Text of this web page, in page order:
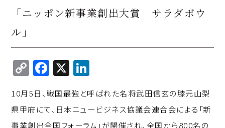
「ニッポン新事業創出大賞 サラダボウ
ル」
C
o
p
y
F
a
c
e
X
n
k
e
10月5日、戦国最強と呼ばれた名将武田信玄の膝元山梨
県甲府にて、日本ニュービジネス協議会連合会による「新
事業創出全国フォーラム」が開催され、全国から800名の